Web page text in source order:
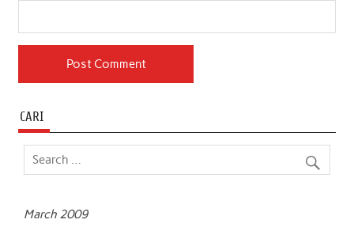
CARI
March 2009